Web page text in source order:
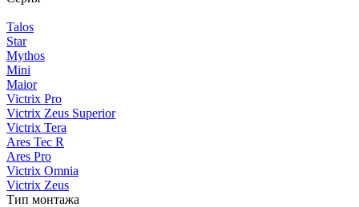
Talos
Star
Mythos
Mini
Maior
Victrix Pro
Victrix Zeus Superior
Victrix Tera
Ares Tec R
Ares Pro
Victrix Omnia
Victrix Zeus
Тип монтажа